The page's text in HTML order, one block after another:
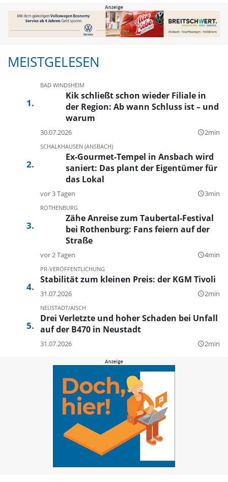
MEISTGELESEN
BAD WINDSHEIM
Kik schließt schon wieder Filiale in
der Region: Ab wann Schluss ist – und
warum
30.07.2026 query_builder2min
SCHALKHAUSEN (ANSBACH)
Ex-Gourmet-Tempel in Ansbach wird
saniert: Das plant der Eigentümer für
das Lokal
vor 3 Tagen query_builder3min
ROTHENBURG
Zähe Anreise zum Taubertal-Festival
bei Rothenburg: Fans feiern auf der
Straße
vor 2 Tagen query_builder4min
PR-VERÖFFENTLICHUNG
Stabilität zum kleinen Preis: der KGM Tivoli
31.07.2026 query_builder2min
NEUSTADT/AISCH
Drei Verletzte und hoher Schaden bei Unfall
auf der B470 in Neustadt
31.07.2026 query_builder2min